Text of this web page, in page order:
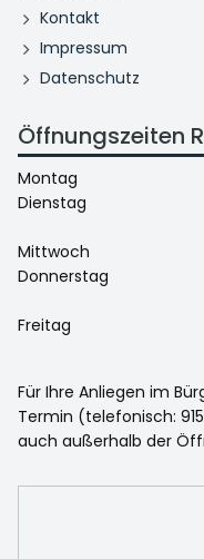
Kontakt
Impressum
Datenschutz
Öffnungszeiten
Montag
Dienstag
Mittwoch
Donnerstag
Freitag
Für Ihre Anliegen im
Termin (telefonisch:
auch außerhalb der